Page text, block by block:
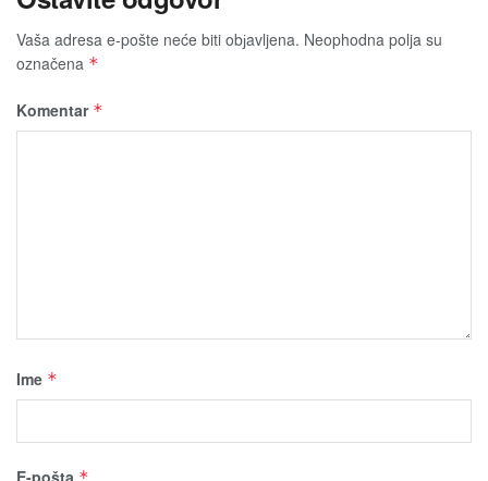
Vaša adresa e-pošte neće biti obјavljena. Neophodna polja su
označena *
Komentar *
Ime *
E-pošta